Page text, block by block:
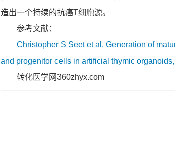
造出一个持续的抗癌T细胞源。
参考文献：
Christopher S Seet et al. Generation of
and progenitor cells in artificial thymic
转化医学网360zhyx.com